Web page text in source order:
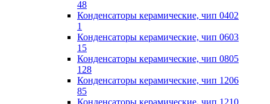
48
Конденсаторы керамические, чип 0402
1
Конденсаторы керамические, чип 0603
15
Конденсаторы керамические, чип 0805
128
Конденсаторы керамические, чип 1206
85
Конденсаторы керамические, чип 1210